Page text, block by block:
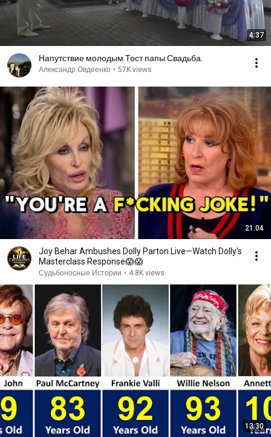
4:37
Напутствие молодым.Тост папы.Свадьба.
Александр Овдеенко • 57K views
21:04
Joy Behar Ambushes Dolly Parton Live—Watch Dolly's
Masterclass Response😱😱
Судьбоносные Истории • 4.8K views
13:30